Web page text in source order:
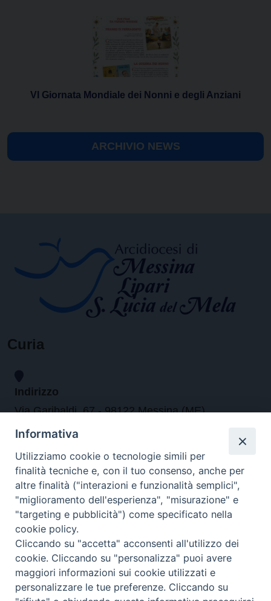
VI Giornata Mondiale dei Nonni e degli Anziani
ARCHIVIO NEWS
Curia
Indirizzo
Via Garibaldi, 67 - 98122 Messina (ME)
Orari
da lunedi al venerdi dalle ore 9.30 alle 12.30
Contatti
Tel. 090.6684111 - Fax. 090.6684206
arcivescovo.messina@tin.it
Canali social
Informativa
Utilizziamo cookie o tecnologie simili per
finalità tecniche e, con il tuo consenso, anche per
altre finalità ("interazioni e funzionalità semplici",
"miglioramento dell'esperienza", "misurazione" e
"targeting e pubblicità") come specificato nella
cookie policy.
Cliccando su "accetta" acconsenti all'utilizzo dei
cookie. Cliccando su "personalizza" puoi avere
maggiori informazioni sui cookie utilizzati e
personalizzare le tue preferenze. Cliccando su